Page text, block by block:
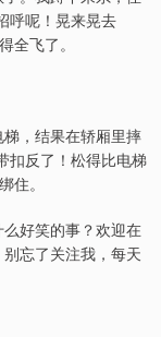
呼呢！晃来晃去
全飞了。
，结果在轿厢里摔
扣反了！松得比电梯
住。
好笑的事？欢迎在
忘了关注我，每天